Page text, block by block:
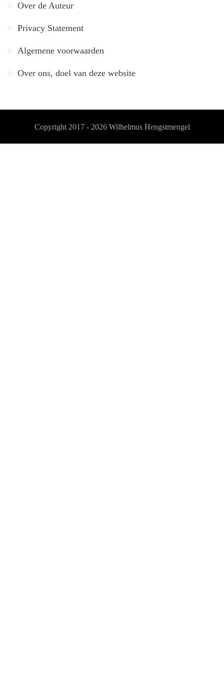
Over de Auteur
Privacy Statement
Algemene voorwaarden
Over ons, doel van deze website
Copyright 2017 - 2026 Wilhelmus Hengstmengel